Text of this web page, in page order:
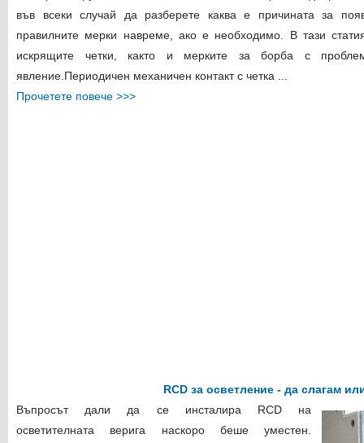
във всеки случай да разберете каква е причината за
правилните мерки навреме, ако е необходимо. В тази
искрящите четки, както и мерките за борба с
явление. Периодичен механичен контакт с четка
Прочетете повече >>>
RCD за осветление - да слагам
Въпросът дали да се инсталира RCD на
осветителната верига наскоро беше уместен.